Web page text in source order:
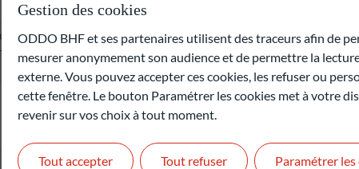
un risque de perte en capital.
passées ne préjugent pas des performances futures et ne sont
Gestion des cookies
ODDO BHF et ses partenaires utilisent des traceurs afin de
mesurer anonymement son audience et de permettre la
externe. Vous pouvez accepter ces cookies, les refuser ou
cette fenêtre. Le bouton Paramétrer les cookies met à votre
revenir sur vos choix à tout moment.
Tout refuser
Tout accepter Paramétrer les